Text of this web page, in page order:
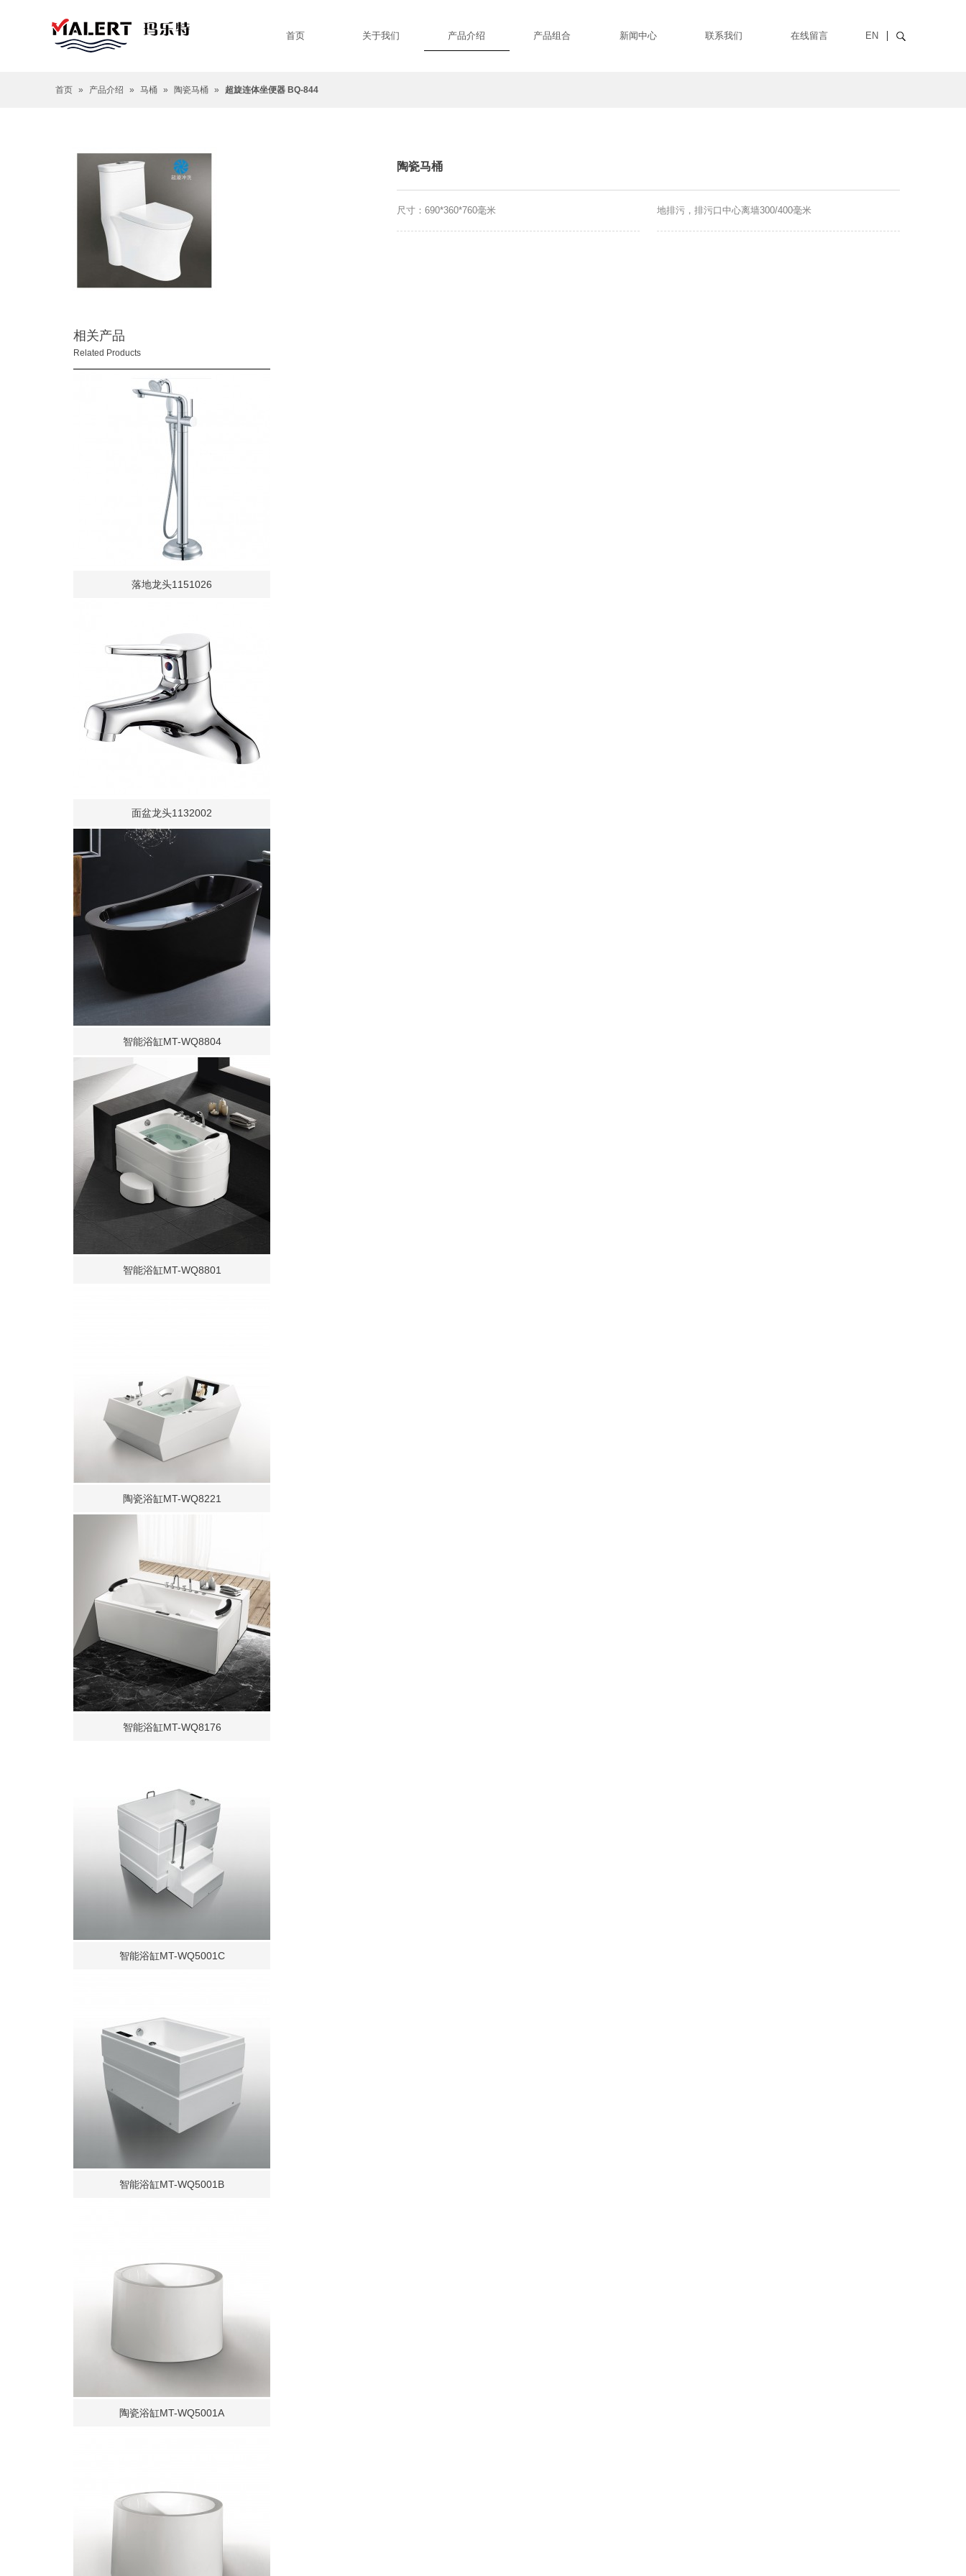
EN
首页 关于我们 产品介绍 产品组合 新闻中心 联系我们 在线留言
首页 » 产品介绍 » 马桶 » 陶瓷马桶 » 超旋连体坐便器 BQ-844
陶瓷马桶
尺寸：690*360*760毫米 地排污，排污口中心离墙300/400毫米
相关产品
Related Products
落地龙头1151026
面盆龙头1132002
智能浴缸MT-WQ8804
智能浴缸MT-WQ8801
陶瓷浴缸MT-WQ8221
智能浴缸MT-WQ8176
智能浴缸MT-WQ5001C
智能浴缸MT-WQ5001B
陶瓷浴缸MT-WQ5001A